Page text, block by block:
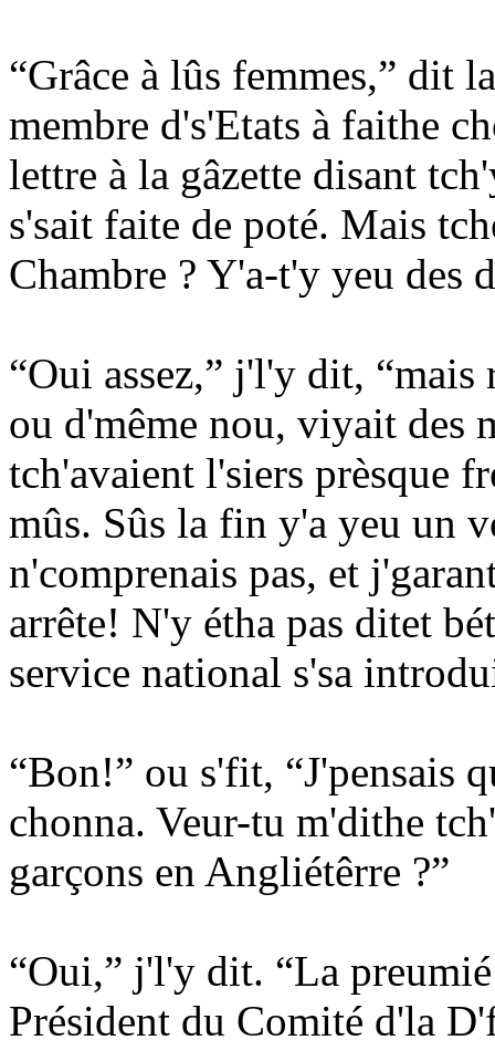
“Grâce à lûs femmes,” dit
membre d's'Etats à faithe
lettre à la gâzette disant
s'sait faite de poté. Mais
Chambre ? Y'a-t'y yeu des
“Oui assez,” j'l'y dit,
ou d'même nou, viyait des
tch'avaient l'siers prèsque
mûs. Sûs la fin y'a yeu un
n'comprenais pas, et
arrête! N'y étha pas ditet
service national s'sa
“Bon!” ou s'fit, “J'pensais
chonna. Veur-tu m'dithe
garçons en Angliétêrre ?”
“Oui,” j'l'y dit. “La
Président du Comité d'la